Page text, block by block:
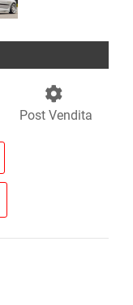
Post Vendita